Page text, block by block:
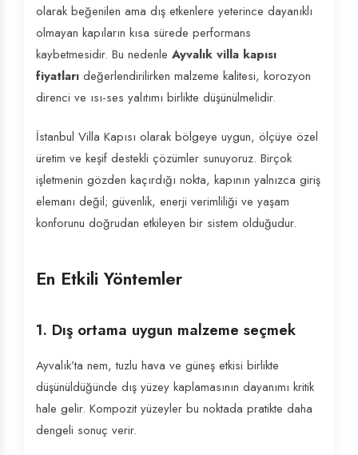
olarak beğenilen ama dış etkenlere yeterince dayanıklı
olmayan kapıların kısa sürede performans
kaybetmesidir. Bu nedenle Ayvalık villa kapısı
fiyatları değerlendirilirken malzeme kalitesi, korozyon
direnci ve ısı-ses yalıtımı birlikte düşünülmelidir.
İstanbul Villa Kapısı olarak bölgeye uygun, ölçüye özel
üretim ve keşif destekli çözümler sunuyoruz. Birçok
işletmenin gözden kaçırdığı nokta, kapının yalnızca giriş
elemanı değil; güvenlik, enerji verimliliği ve yaşam
konforunu doğrudan etkileyen bir sistem olduğudur.
En Etkili Yöntemler
1. Dış ortama uygun malzeme seçmek
Ayvalık’ta nem, tuzlu hava ve güneş etkisi birlikte
düşünüldüğünde dış yüzey kaplamasının dayanımı kritik
hale gelir. Kompozit yüzeyler bu noktada pratikte daha
dengeli sonuç verir.